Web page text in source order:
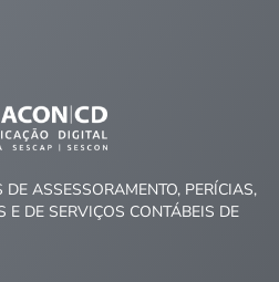
ASSESSORAMENTO, PERÍCIAS,
E DE SERVIÇOS CONTÁBEIS DE